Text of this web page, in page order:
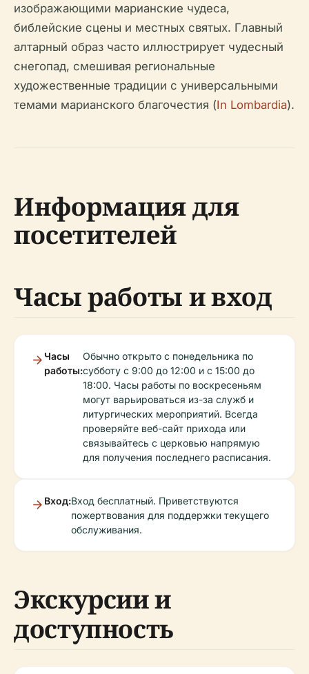
изображающими марианские чудеса,
библейские сцены и местных святых. Главный
алтарный образ часто иллюстрирует чудесный
снегопад, смешивая региональные
художественные традиции с универсальными
темами марианского благочестия (In Lombardia).
Информация для
посетителей
Часы работы и вход
Часы
работы:
Обычно открыто с понедельника по
субботу с 9:00 до 12:00 и с 15:00 до
18:00. Часы работы по воскресеньям
могут варьироваться из-за служб и
литургических мероприятий. Всегда
проверяйте веб-сайт прихода или
связывайтесь с церковью напрямую
для получения последнего расписания.
Вход:Вход бесплатный. Приветствуются
пожертвования для поддержки текущего
обслуживания.
Экскурсии и
доступность